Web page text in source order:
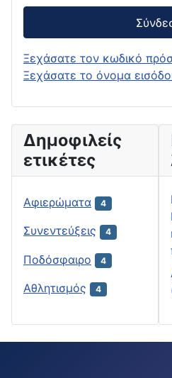
Ξεχάσατε τον κωδικό
Ξεχάσατε το όνομα
Δημοφιλείς
ετικέτες
Αφιερώματα 4
Συνεντεύξεις 4
Ποδόσφαιρο 4
Αθλητισμός 4